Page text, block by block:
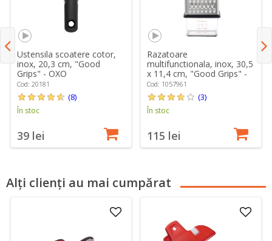
Ustensila scoatere cotor,
inox, 20,3 cm, "Good
Grips" - OXO
Cod: 20181
(8)
În stoc
39 lei
Razatoare
multifunctionala, inox, 30,5
x 11,4 cm, "Good Grips" -
OXO
Cod: 1057961
(3)
În stoc
115 lei
Alți clienți au mai cumpărat